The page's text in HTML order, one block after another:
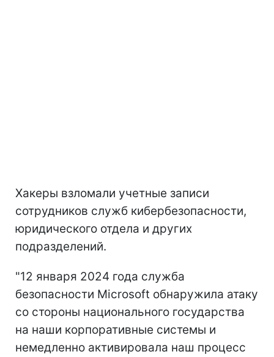
Хакеры взломали учетные записи
сотрудников служб кибербезопасности,
юридического отдела и других
подразделений.
"12 января 2024 года служба
безопасности Microsoft обнаружила атаку
со стороны национального государства
на наши корпоративные системы и
немедленно активировала наш процесс